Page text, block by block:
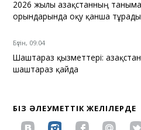
2026 жылы Қазақстанның
орындарында оқу қанша тұрады
Бүгін, 09:04
Шаштараз қызметтері:
шаштараз қайда
БІЗ ӘЛЕУМЕТТІК ЖЕЛІЛЕРДЕ